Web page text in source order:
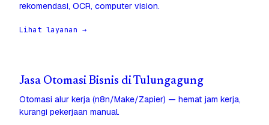
rekomendasi, OCR, computer vision.
Lihat layanan →
Jasa Otomasi Bisnis di Tulungagung
Otomasi alur kerja (n8n/Make/Zapier) — hemat jam kerja,
kurangi pekerjaan manual.